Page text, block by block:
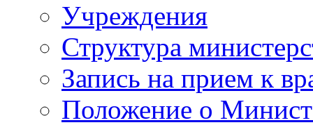
Учреждения
Структура
Запись на прием к
Положение о